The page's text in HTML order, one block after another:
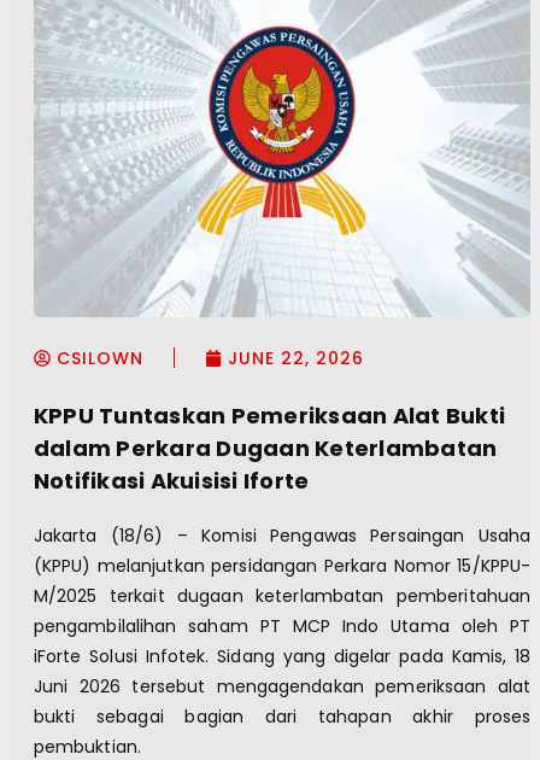
CSILOWN JUNE 22, 2026
KPPU Tuntaskan Pemeriksaan Alat Bukti
dalam Perkara Dugaan Keterlambatan
Notifikasi Akuisisi Iforte
Jakarta (18/6) – Komisi Pengawas Persaingan Usaha
(KPPU) melanjutkan persidangan Perkara Nomor 15/KPPU-
M/2025 terkait dugaan keterlambatan pemberitahuan
pengambilalihan saham PT MCP Indo Utama oleh PT
iForte Solusi Infotek. Sidang yang digelar pada Kamis, 18
Juni 2026 tersebut mengagendakan pemeriksaan alat
bukti sebagai bagian dari tahapan akhir proses
pembuktian.